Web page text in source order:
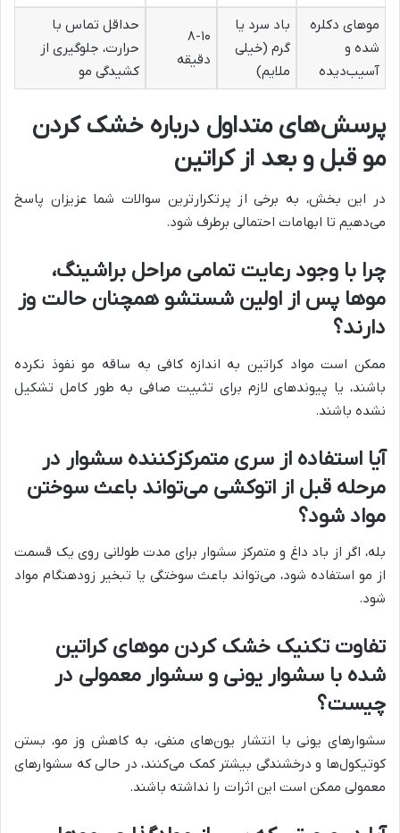
موهای دکلره
شده و
آسیب‌دیده
باد سرد یا
گرم (خیلی
ملایم)
۸-۱۰
دقیقه
حداقل تماس با
حرارت، جلوگیری از
کشیدگی مو
پرسش‌های متداول درباره خشک کردن
مو قبل و بعد از کراتین
در این بخش، به برخی از پرتکرارترین سوالات شما عزیزان پاسخ
می‌دهیم تا ابهامات احتمالی برطرف شود.
چرا با وجود رعایت تمامی مراحل براشینگ،
موها پس از اولین شستشو همچنان حالت وز
دارند؟
ممکن است مواد کراتین به اندازه کافی به ساقه مو نفوذ نکرده
باشند، یا پیوندهای لازم برای تثبیت صافی به طور کامل تشکیل
نشده باشند.
آیا استفاده از سری متمرکزکننده سشوار در
مرحله قبل از اتوکشی می‌تواند باعث سوختن
مواد شود؟
بله، اگر از باد داغ و متمرکز سشوار برای مدت طولانی روی یک قسمت
از مو استفاده شود، می‌تواند باعث سوختگی یا تبخیر زودهنگام مواد
شود.
تفاوت تکنیک خشک کردن موهای کراتین
شده با سشوار یونی و سشوار معمولی در
چیست؟
سشوارهای یونی با انتشار یون‌های منفی، به کاهش وز مو، بستن
کوتیکول‌ها و درخشندگی بیشتر کمک می‌کنند، در حالی که سشوارهای
معمولی ممکن است این اثرات را نداشته باشند.